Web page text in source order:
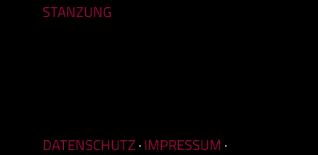
STANZUNG
DATENSCHUTZ·IMPRESSUM ·